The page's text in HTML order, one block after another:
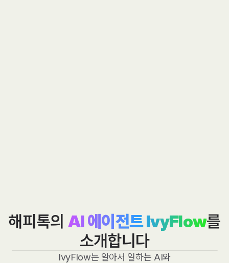
해피톡의 AI 에이전트IvyFlow를
소개합니다
IvyFlow는 알아서 일하는 AI와